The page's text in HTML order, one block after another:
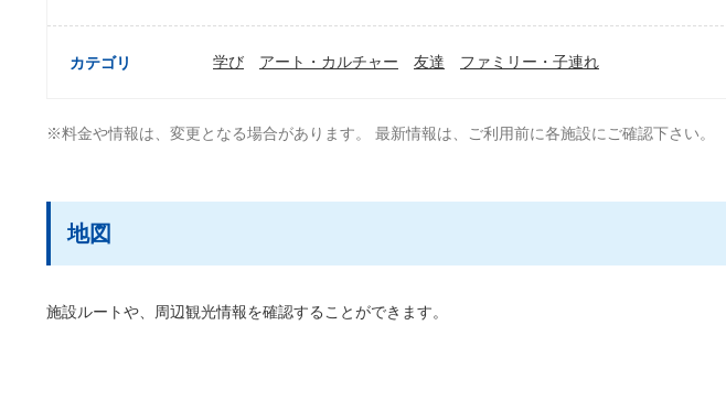
カテゴリ 学び アート・カルチャー 友達 ファミリー・子連れ
※料金や情報は、変更となる場合があります。 最新情報は、ご利用前に各施設にご確認下さい。
地図
施設ルートや、周辺観光情報を確認することができます。